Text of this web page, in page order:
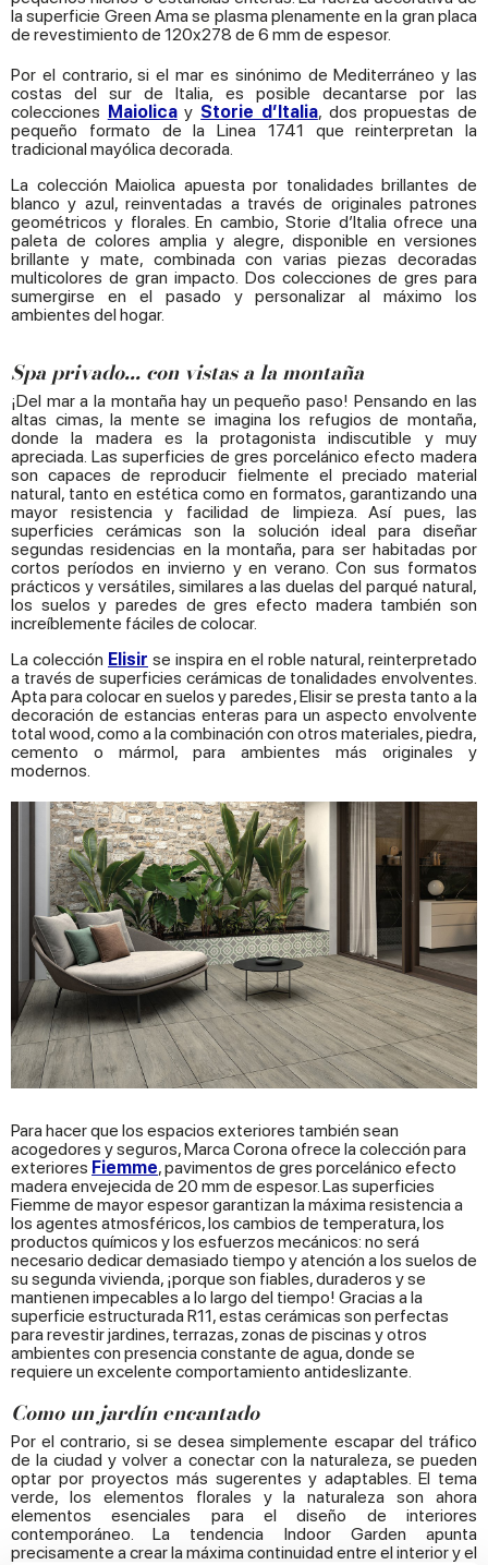
la superficie Green Ama se plasma plenamente en la gran placa
de revestimiento de 120x278 de 6 mm de espesor.
Por el contrario, si el mar es sinónimo de Mediterráneo y las
costas del sur de Italia, es posible decantarse por las
colecciones Maiolicay Storie d’Italia, dos propuestas de
pequeño formato de la Linea 1741 que reinterpretan la
tradicional mayólica decorada.
La colección Maiolica apuesta por tonalidades brillantes de
blanco y azul, reinventadas a través de originales patrones
geométricos y florales. En cambio, Storie d’Italia ofrece una
paleta de colores amplia y alegre, disponible en versiones
brillante y mate, combinada con varias piezas decoradas
multicolores de gran impacto. Dos colecciones de gres para
sumergirse en el pasado y personalizar al máximo los
ambientes del hogar.
Spa privado... con vistasa la montaña
¡Del mar a la montaña hay un pequeño paso! Pensando en las
altas cimas, la mente se imagina los refugios de montaña,
donde la madera es la protagonista indiscutible y muy
apreciada. Las superficies de gres porcelánico efecto madera
son capaces de reproducir fielmente el preciado material
natural, tanto en estética como en formatos, garantizando una
mayor resistencia y facilidad de limpieza. Así pues, las
superficies cerámicas son la solución ideal para diseñar
segundas residencias en la montaña, para ser habitadas por
cortos períodos en invierno y en verano. Con sus formatos
prácticos y versátiles, similares a las duelas del parqué natural,
los suelos y paredes de gres efecto madera también son
increíblemente fáciles de colocar.
La colección Elisir se inspira en el roble natural, reinterpretado
a través de superficies cerámicas de tonalidades envolventes.
Apta para colocar en suelos y paredes, Elisir se presta tanto a la
decoración de estancias enteras para un aspecto envolvente
total wood, como a la combinación con otros materiales, piedra,
cemento o mármol, para ambientes más originales y
modernos.
Para hacer que los espacios exteriores también sean
acogedores y seguros, Marca Corona ofrece la colección para
exteriores Fiemme, pavimentos de gres porcelánico efecto
madera envejecida de 20 mm de espesor. Las superficies
Fiemme de mayor espesor garantizan la máxima resistencia a
los agentes atmosféricos, los cambios de temperatura, los
productos químicos y los esfuerzos mecánicos: no será
necesario dedicar demasiado tiempo y atención a los suelos de
su segunda vivienda, ¡porque son fiables, duraderos y se
mantienen impecables a lo largo del tiempo! Gracias a la
superficie estructurada R11, estas cerámicas son perfectas
para revestir jardines, terrazas, zonas de piscinas y otros
ambientes con presencia constante de agua, donde se
requiere un excelente comportamiento antideslizante.
Como un jardín encantado
Por el contrario, si se desea simplemente escapar del tráfico
de la ciudad y volver a conectar con la naturaleza, se pueden
optar por proyectos más sugerentes y adaptables. El tema
verde, los elementos florales y la naturaleza son ahora
elementos esenciales para el diseño de interiores
contemporáneo. La tendencia Indoor Garden apunta
precisamente a crear la máxima continuidad entre el interior y el